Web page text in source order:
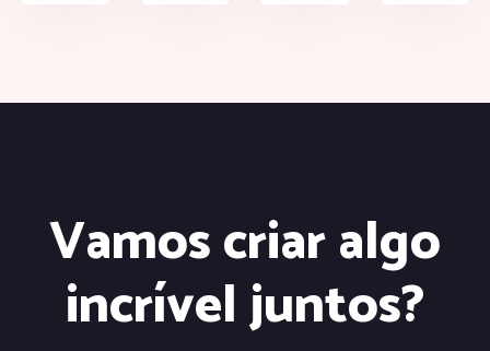
Vamos criar algo
incrível juntos?